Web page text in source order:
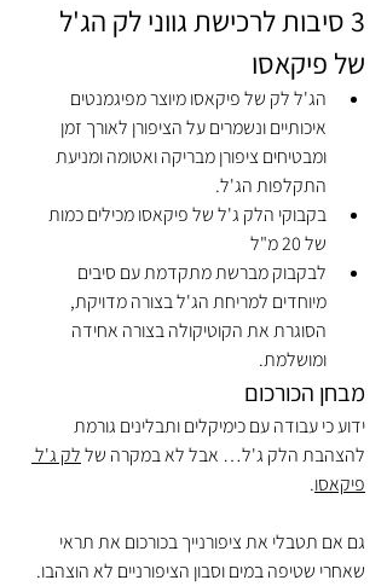
3 סיבות לרכישת גווני לק הג'ל
של פיקאסו
הג'ל לק של פיקאסו מיוצר מפיגמנטים
איכותיים ונשמרים על הציפורן לאורך זמן
ומבטיחים ציפורן מבריקה ואטומה ומניעת
התקלפות הג'ל.
בקבוקי הלק ג'ל של פיקאסו מכילים כמות
של 20 מ"ל
לבקבוק מברשת מתקדמת עם סיבים
מיוחדים למריחת הג'ל בצורה מדויקת,
הסוגרת את הקוטיקולה בצורה אחידה
ומושלמת.
מבחן הכורכום
ידוע כי עבודה עם כימיקלים ותבלינים גורמת
להצהבת הלק ג'ל… אבל לא במקרה של לק ג'ל
פיקאסו.
גם אם תטבלי את ציפורנייך בכורכום את תראי
שאחרי שטיפה במים וסבון הציפורניים לא הוצהבו.